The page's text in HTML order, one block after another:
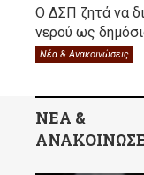
Ο ΔΣΠ ζητά να
νερού ως
Νέα & Ανακοινώσεις
ΝΕΑ &